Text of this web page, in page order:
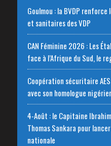
Goulmou : la BVDP
et sanitaires des VDP
CAN Féminine 2026 : Les
face à l’Afrique du Sud, le
Coopération sécuritaire
avec son homologue
4-Août : le Capitaine
Thomas Sankara pour
nationale